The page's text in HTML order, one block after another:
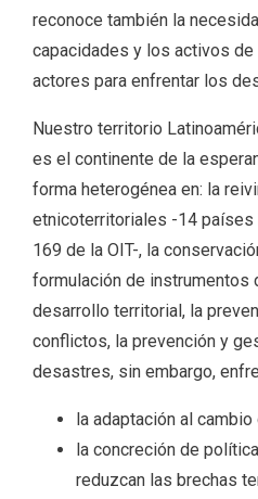
reconoce también la
capacidades y los activos
actores para enfrentar los
Nuestro territorio
es el continente de la
forma heterogénea en: la
etnicoterritoriales -14 países
169 de la OIT-, la
formulación de instrumentos
desarrollo territorial, la
conflictos, la prevención y
desastres, sin embargo,
la adaptación al
la concreción de
reduzcan las brechas